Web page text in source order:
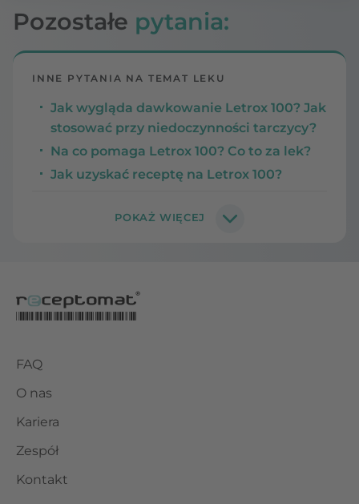
Pozostałe pytania:
INNE PYTANIA NA TEMAT LEKU
Jak wygląda dawkowanie Letrox 100? Jak
stosować przy niedoczynności tarczycy?
Na co pomaga Letrox 100? Co to za lek?
Jak uzyskać receptę na Letrox 100?
FAQ
O nas
Kariera
Zespół
Kontakt